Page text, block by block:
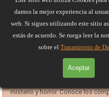
damos la mejor experiencia al
web. Si sigues utilizando este sitio
estás de acuerdo. Se ruega leer la
sobre el Tratamiento de
Aceptar
El Hospital Abandonado
Concurso Aniversario
Un hospital abandonado y una
misterio y horror. Conoce los